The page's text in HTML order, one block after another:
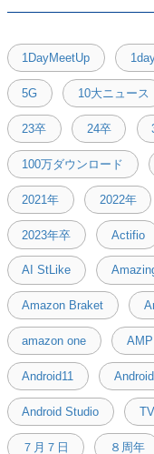
1DayMeetUp
5G 10大ニュース
23卒 24卒
100万ダウンロード
2021年 2022年
2023年卒 Actifio
AI StLike
Amazon Braket
amazon one AMP
Android11
Android Studio TV
７月７日 ８周年